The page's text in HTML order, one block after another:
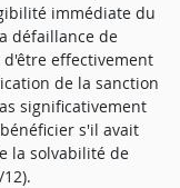
immédiate du
défaillance de
effectivement
de la sanction
significativement
s'il avait
la solvabilité de